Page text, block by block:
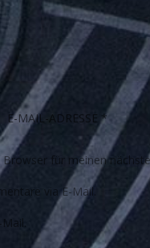
für meinen
via E-Mail.